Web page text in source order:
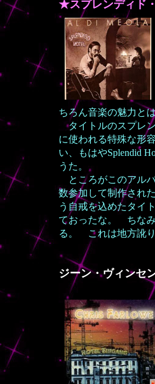
★スプレンディド
ちろん音楽の魅力と
タイトルのスプレ
に使われる特殊な形
い、もはやSplendid
うた。
ところがこのアル
数参加して制作され
う自戒を込めたタイ
ておったな。 ちなみ
る。 これは地方訛
ジーン・ヴィンセ